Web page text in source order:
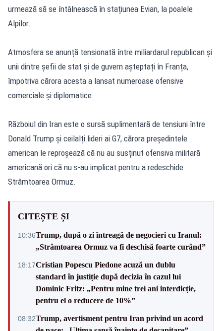
urmează să se întâlnească în stațiunea Evian, la poalele
Alpilor.
Atmosfera se anunță tensionată între miliardarul republican și
unii dintre șefii de stat și de guvern așteptați în Franța,
împotriva cărora acesta a lansat numeroase ofensive
comerciale și diplomatice.
Războiul din Iran este o sursă suplimentară de tensiuni între
Donald Trump și ceilalți lideri ai G7, cărora președintele
american le reproșează că nu au susținut ofensiva militară
americană ori că nu s-au implicat pentru a redeschide
Strâmtoarea Ormuz.
CITEȘTE ȘI
10:36Trump, după o zi întreagă de negocieri cu Iranul:
„Strâmtoarea Ormuz va fi deschisă foarte curând”
18:17Cristian Popescu Piedone acuză un dublu
standard în justiție după decizia în cazul lui
Dominic Fritz: „Pentru mine trei ani interdicție,
pentru el o reducere de 10%”
08:32Trump, avertisment pentru Iran privind un acord